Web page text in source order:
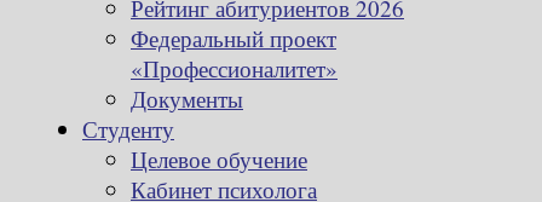
Рейтинг абитуриентов 2026
Федеральный проект
«Профессионалитет»
Документы
Студенту
Целевое обучение
Кабинет психолога